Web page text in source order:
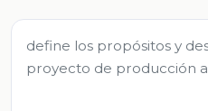
define los propósitos y
proyecto de producción